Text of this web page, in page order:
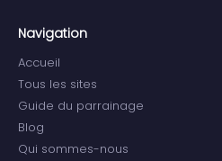
Navigation
Accueil
Tous les sites
Guide du parrainage
Blog
Qui sommes-nous